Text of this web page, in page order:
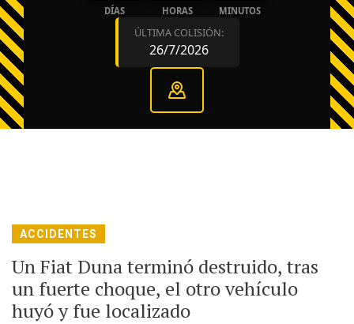
DÍAS HORAS MINUTOS
ÚLTIMA COLISIÓN:
26/7/2026
ACCIDENTES
Un Fiat Duna terminó destruido, tras
un fuerte choque, el otro vehículo
huyó y fue localizado